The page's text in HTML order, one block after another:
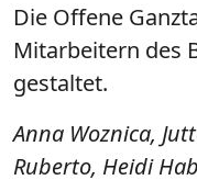
Die Offene
Mitarbeitern des
gestaltet.
Anna Woznica,
Ruberto, Heidi